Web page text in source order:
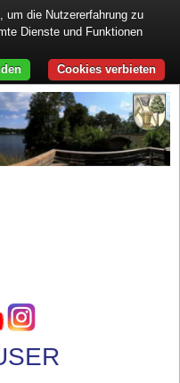
um die Nutzererfahrung zu
Dienste und Funktionen
Cookies verbieten